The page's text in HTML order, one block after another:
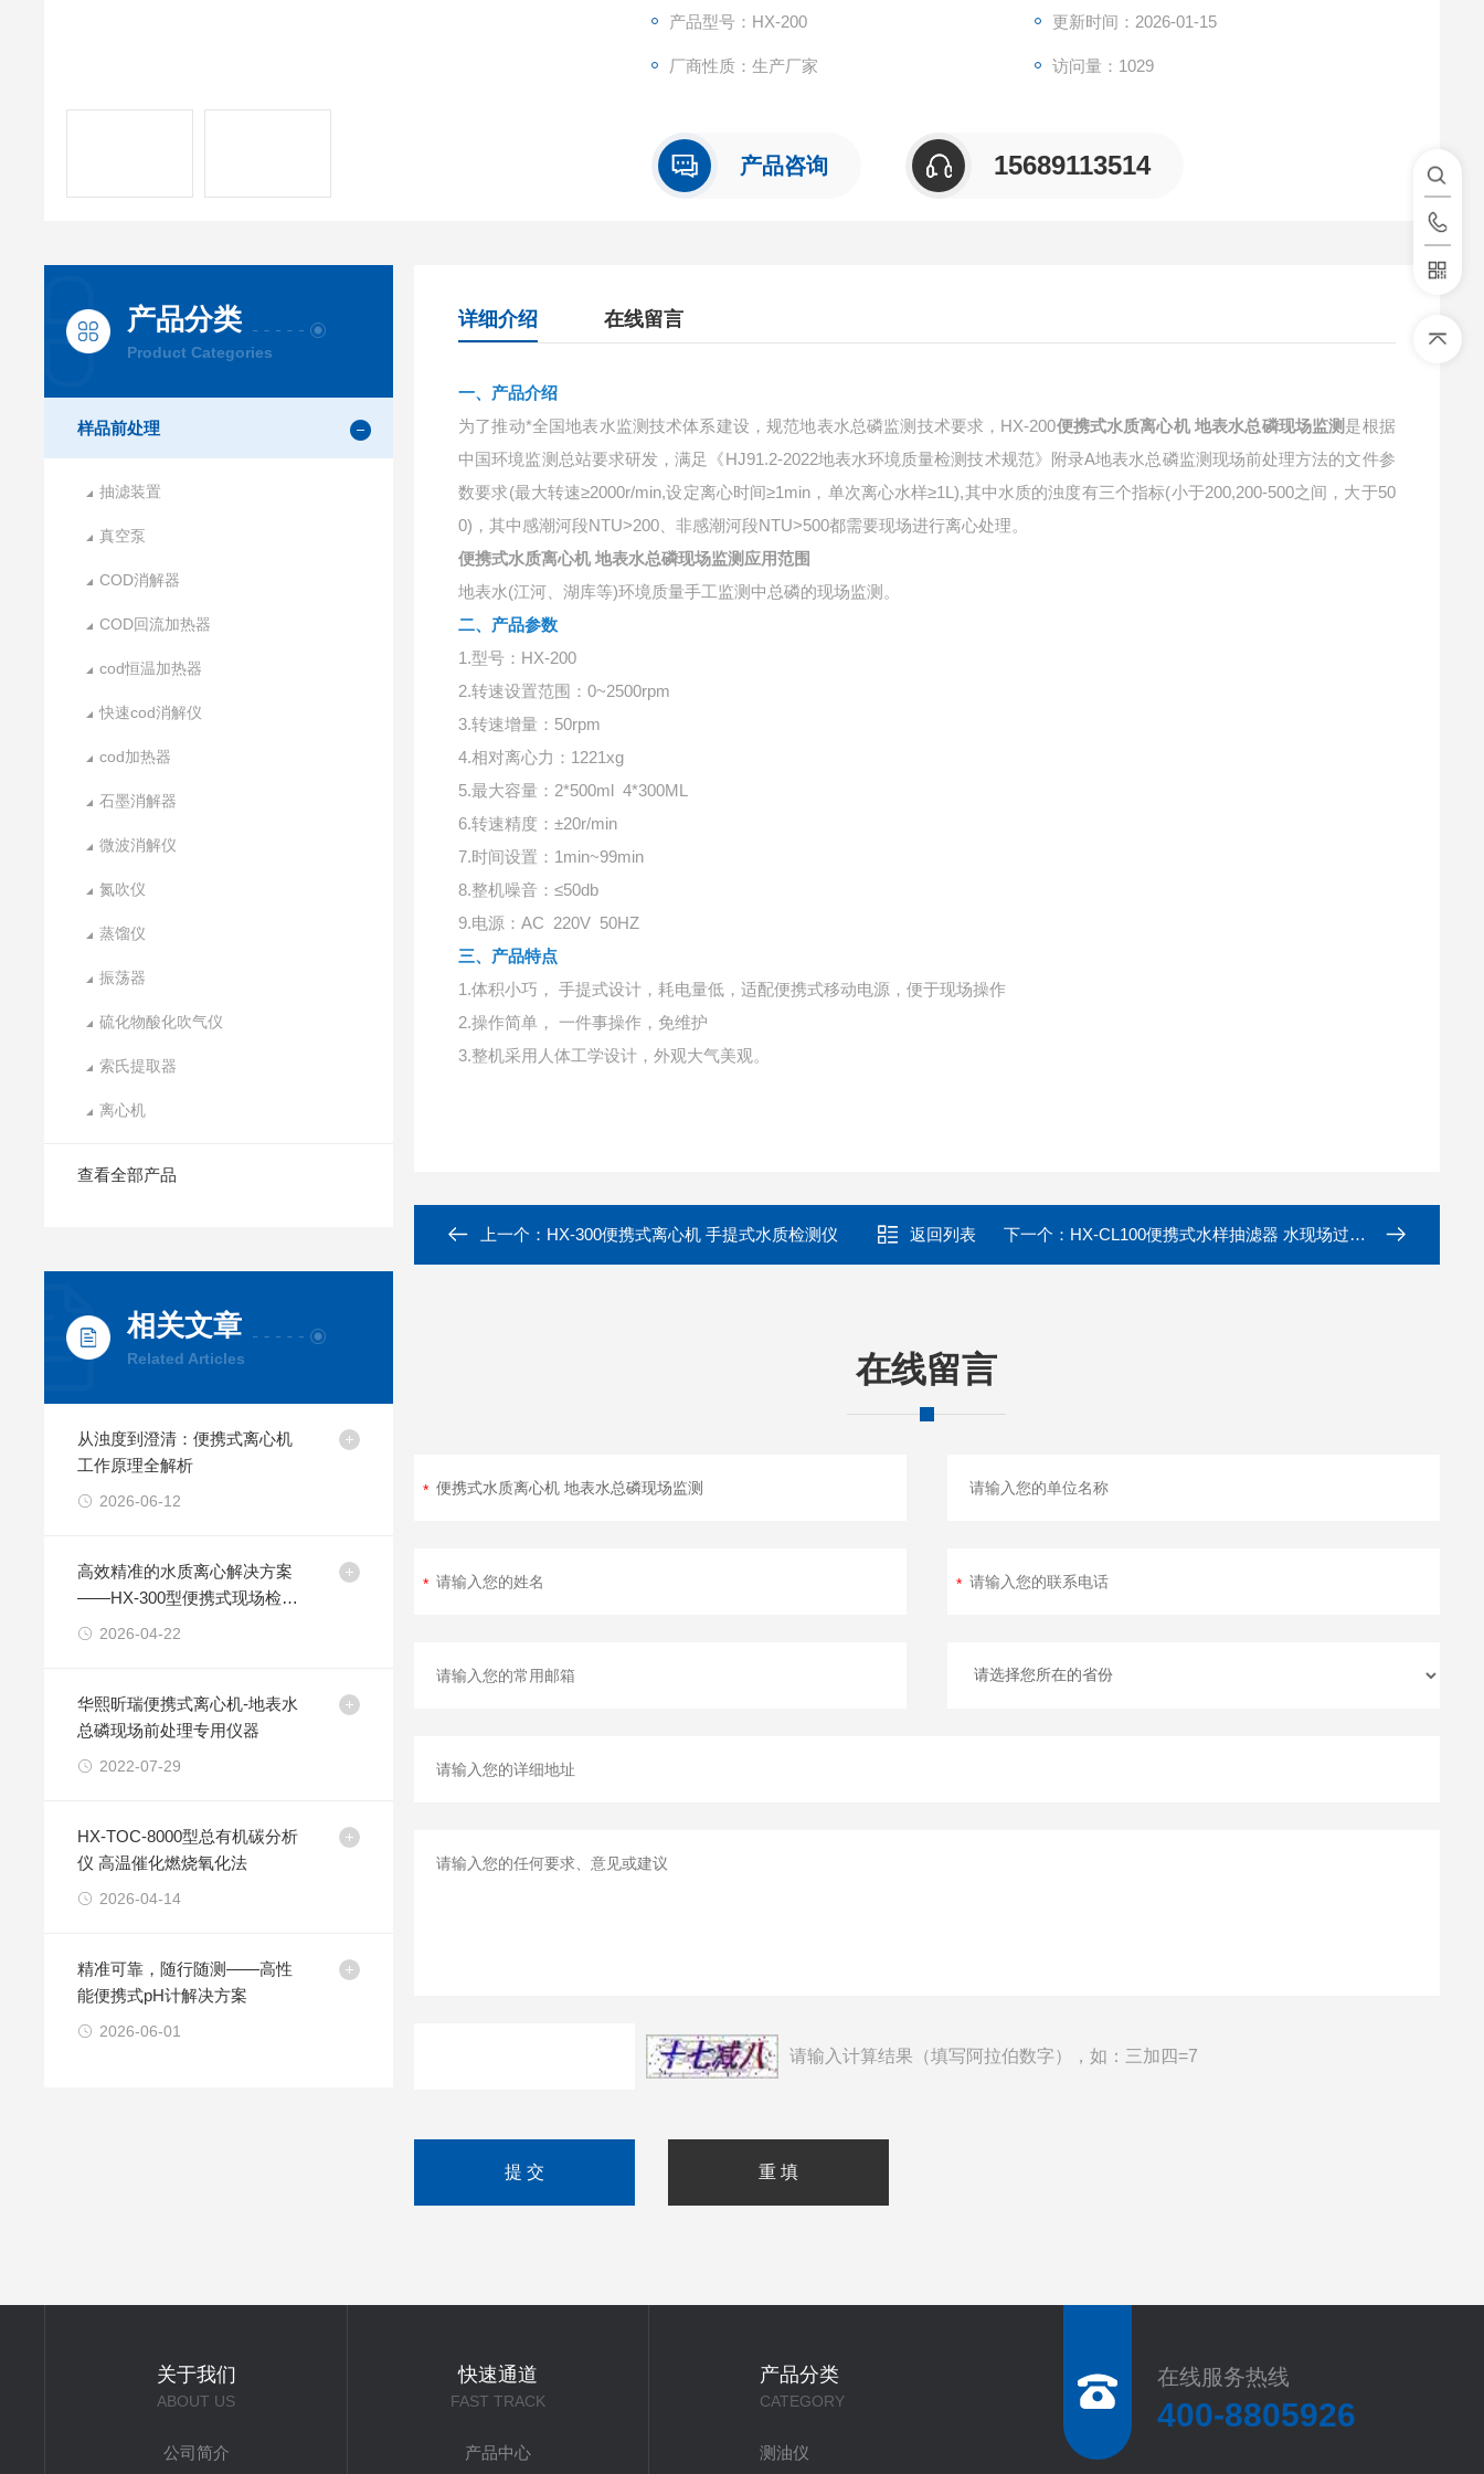
产品型号：HX-200 更新时间：2026-01-15
厂商性质：生产厂家 访问量：1029
产品咨询 15689113514
产品分类
Product Categories
样品前处理
抽滤装置
真空泵
COD消解器
COD回流加热器
cod恒温加热器
快速cod消解仪
cod加热器
石墨消解器
微波消解仪
氮吹仪
蒸馏仪
振荡器
硫化物酸化吹气仪
索氏提取器
离心机
查看全部产品
相关文章
Related Articles
从浊度到澄清：便携式离心机
工作原理全解析
2026-06-12
高效精准的水质离心解决方案
——HX-300型便携式现场检测
离心机2026-04-22
华熙昕瑞便携式离心机-地表水
总磷现场前处理专用仪器
2022-07-29
HX-TOC-8000型总有机碳分析
仪 高温催化燃烧氧化法
2026-04-14
精准可靠，随行随测——高性
能便携式pH计解决方案
2026-06-01
详细介绍 在线留言
一、产品介绍
为了推动*全国地表水监测技术体系建设，规范地表水总磷监测技术要求，HX-200便携式水质离心机 地表水总磷现场监测 是根据
中国环境监测总站要求研发，满足《HJ91.2-2022地表水环境质量检测技术规范》附录A地表水总磷监测现场前处理方法的文件参
数要求(最大转速≥2000r/min,设定离心时间≥1min，单次离心水样≥1L),其中水质的浊度有三个指标(小于200,200-500之间，大于50
0)，其中感潮河段NTU>200、非感潮河段NTU>500都需要现场进行离心处理。
便携式水质离心机 地表水总磷现场监测应用范围
地表水(江河、湖库等)环境质量手工监测中总磷的现场监测。
二、产品参数
1.型号：HX-200
2.转速设置范围：0~2500rpm
3.转速增量：50rpm
4.相对离心力：1221xg
5.最大容量：2*500ml 4*300ML
6.转速精度：±20r/min
7.时间设置：1min~99min
8.整机噪音：≤50db
9.电源：AC 220V 50HZ
三、产品特点
1.体积小巧， 手提式设计，耗电量低，适配便携式移动电源，便于现场操作
2.操作简单， 一件事操作，免维护
3.整机采用人体工学设计，外观大气美观。
上一个： HX-300便携式离心机 手提式水质检测仪 返回列表 下一个： HX-CL100便携式水样抽滤器 水现场过滤设备
在线留言
请输入计算结果（填写阿拉伯数字），如：三加四=7
关于我们
ABOUT US
公司简介
快速通道
FAST TRACK
产品中心
产品分类
CATEGORY
测油仪
在线服务热线
400-8805926